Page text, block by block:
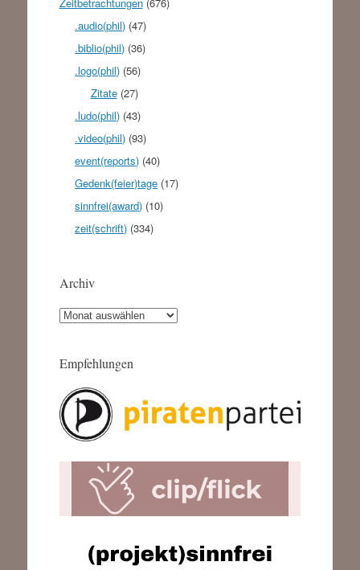
Zeitbetrachtungen(676)
.audio(phil) (47)
.biblio(phil) (36)
.logo(phil) (56)
Zitate(27)
.ludo(phil) (43)
.video(phil) (93)
event(reports) (40)
Gedenk(feier)tage (17)
sinnfrei(award) (10)
zeit(schrift) (334)
Archiv
Archiv
Empfehlungen